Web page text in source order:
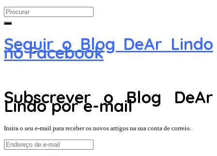
Search
for:
Seguir o Blog DeAr Lindo
no Facebook
Subscrever o Blog DeAr
Lindo por e-mail
Insira o seu e-mail para receber os novos artigos na sua conta de correio.
Endereço
de